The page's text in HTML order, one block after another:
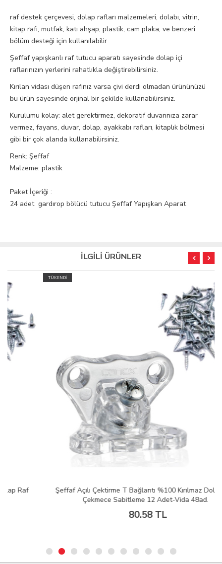
raf destek çerçevesi, dolap rafları malzemeleri, dolabı, vitrin,
kitap rafı, mutfak, katı ahşap, plastik, cam plaka, ve benzeri
bölüm desteği için kullanılabilir
Şeffaf yapışkanlı raf tutucu aparatı sayesinde dolap içi
raflarınızın yerlerini rahatlıkla değiştirebilirsiniz.
Kırılan vidası düşen rafınız varsa çivi derdi olmadan ürününüzü
bu ürün sayesinde orjinal bir şekilde kullanabilirsiniz.
Kurulumu kolay: alet gerektirmez, dekoratif duvarınıza zarar
vermez, fayans, duvar, dolap, ayakkabı rafları, kitaplık bölmesi
gibi bir çok alanda kullanabilirsiniz.
Renk: Şeffaf
Malzeme: plastik
Paket İçeriği :
24 adet gardırop bölücü tutucu Şeffaf Yapışkan Aparat
İLGİLİ ÜRÜNLER
Şeffaf Açılı Çektirme T Bağlantı %100 Kırılmaz Dolap Raf
Çekmece Sabitleme 12 Adet-Vida 48ad.
80.58 TL